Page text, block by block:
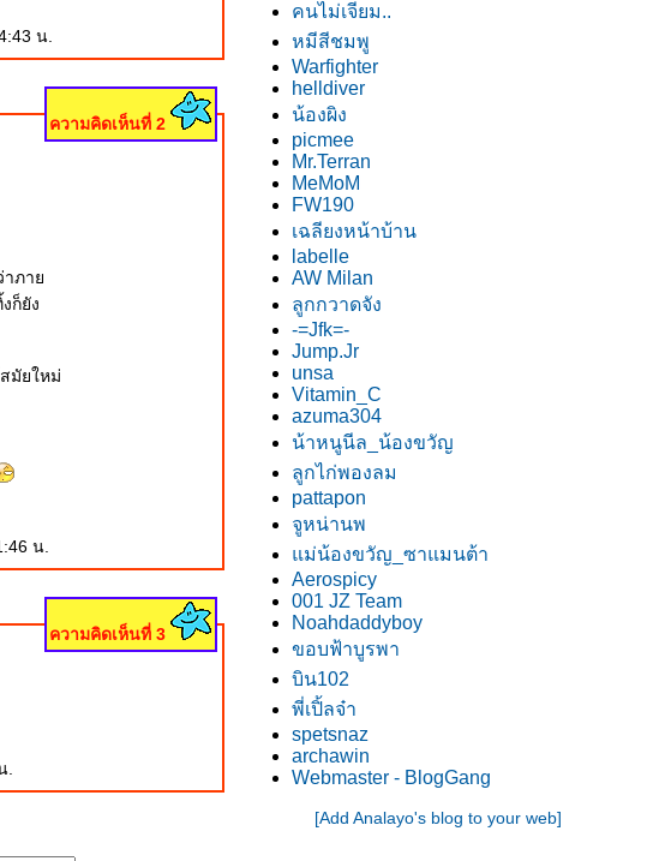
น.
ความคิดเห็นที่ 2
ว่าภา
ก็ยัง
มัยใหม่
น.
ความคิดเห็นที่ 3
.
คนไม่เจียม..
หมีสีชมพู
Warfighter
helldiver
น้องผิง
picmee
Mr.Terran
MeMoM
FW190
เฉลียงหน้าบ้าน
labelle
AW Milan
ลูกกวาดจัง
-=Jfk=-
Jump.Jr
unsa
Vitamin_C
azuma304
น้าหนูนีล_น้องขวัญ
ลูกไก่พองลม
pattapon
จูหน่านพ
ม่น้องขวัญ_ซาแมนต้า
Aerospicy
001 JZ Team
Noahdaddyboy
ขอบฟ้าบูรพา
บิน102
พี่เปิ้ลจ๋า
spetsnaz
archawin
Webmaster - BlogGang
[Add Analayo's blog to your web]